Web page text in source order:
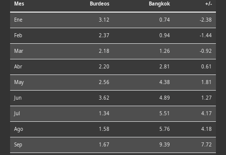
Mes Burdeos Bangkok +/-
Ene 3.12 0.74 -2.38
Feb 2.37 0.94 -1.44
Mar 2.18 1.26 -0.92
Abr 2.20 2.81 0.61
May 2.56 4.38 1.81
Jun 3.62 4.89 1.27
Jul 1.34 5.51 4.17
Ago 1.58 5.76 4.18
Sep 1.67 9.39 7.72